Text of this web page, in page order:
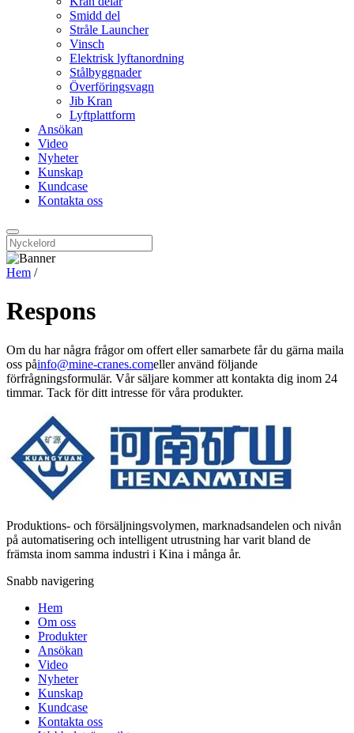
Smidd del
Stråle Launcher
Vinsch
Elektrisk lyftanordning
Stålbyggnader
Överföringsvagn
Jib Kran
Lyftplattform
Ansökan
Video
Nyheter
Kunskap
Kundcase
Kontakta oss
Hem /
Respons
Om du har några frågor om offert eller samarbete får du gärna maila
oss påinfo@mine-cranes.comeller använd följande
förfrågningsformulär. Vår säljare kommer att kontakta dig inom 24
timmar. Tack för ditt intresse för våra produkter.
Produktions- och försäljningsvolymen, marknadsandelen och nivån
på automatisering och intelligent utrustning har varit bland de
främsta inom samma industri i Kina i många år.
Snabb navigering
Hem
Om oss
Produkter
Ansökan
Video
Nyheter
Kunskap
Kundcase
Kontakta oss